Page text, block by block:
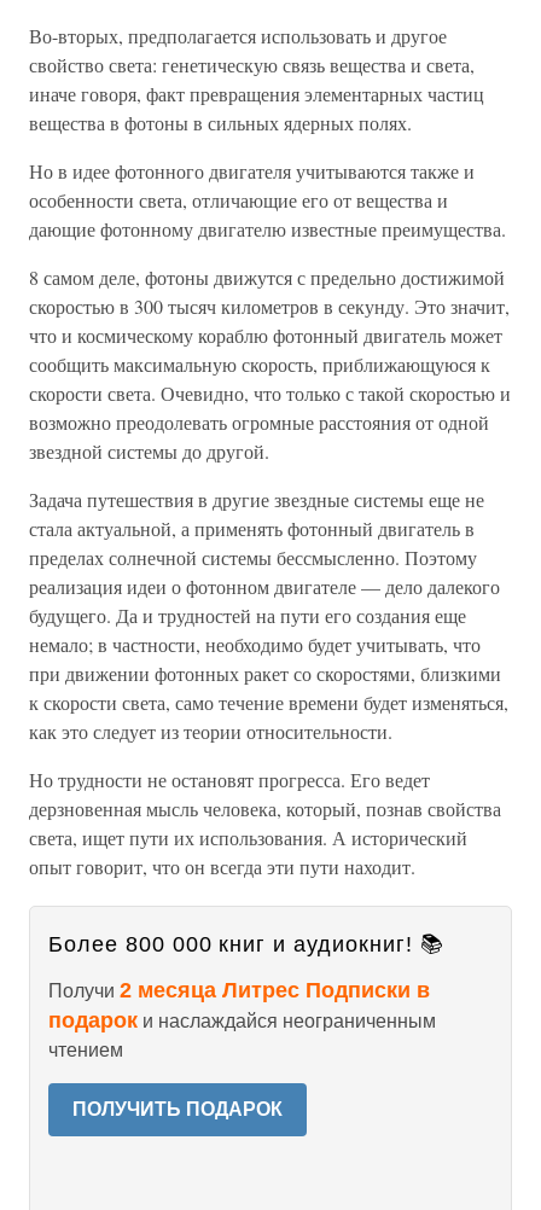
Во-вторых, предполагается использовать и другое
свойство света: генетическую связь вещества и света,
иначе говоря, факт превращения элементарных частиц
вещества в фотоны в сильных ядерных полях.
Но в идее фотонного двигателя учитываются также и
особенности света, отличающие его от вещества и
дающие фотонному двигателю известные преимущества.
8 самом деле, фотоны движутся с предельно достижимой
скоростью в 300 тысяч километров в секунду. Это значит,
что и космическому кораблю фотонный двигатель может
сообщить максимальную скорость, приближающуюся к
скорости света. Очевидно, что только с такой скоростью и
возможно преодолевать огромные расстояния от одной
звездной системы до другой.
Задача путешествия в другие звездные системы еще не
стала актуальной, а применять фотонный двигатель в
пределах солнечной системы бессмысленно. Поэтому
реализация идеи о фотонном двигателе — дело далекого
будущего. Да и трудностей на пути его создания еще
немало; в частности, необходимо будет учитывать, что
при движении фотонных ракет со скоростями, близкими
к скорости света, само течение времени будет изменяться,
как это следует из теории относительности.
Но трудности не остановят прогресса. Его ведет
дерзновенная мысль человека, который, познав свойства
света, ищет пути их использования. А исторический
опыт говорит, что он всегда эти пути находит.
Более 800 000 книг и аудиокниг! 📚
Получи 2 месяца Литрес Подписки в
подарок и наслаждайся неограниченным
чтением
ПОЛУЧИТЬ ПОДАРОК